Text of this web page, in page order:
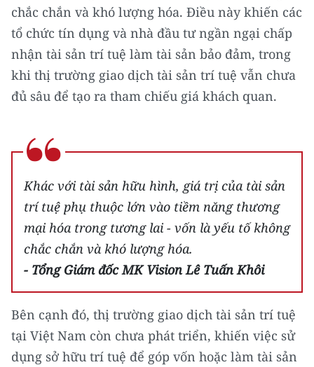
chắc chắn và khó lượng hóa. Điều này khiến các
tổ chức tín dụng và nhà đầu tư ngần ngại chấp
nhận tài sản trí tuệ làm tài sản bảo đảm, trong
khi thị trường giao dịch tài sản trí tuệ vẫn chưa
đủ sâu để tạo ra tham chiếu giá khách quan.
Khác với tài sản hữu hình, giá trị của tài sản
trí tuệ phụ thuộc lớn vào tiềm năng thương
mại hóa trong tương lai - vốn là yếu tố không
chắc chắn và khó lượng hóa.
- Tổng Giám đốc MK Vision Lê Tuấn Khôi
Bên cạnh đó, thị trường giao dịch tài sản trí tuệ
tại Việt Nam còn chưa phát triển, khiến việc sử
dụng sở hữu trí tuệ để góp vốn hoặc làm tài sản